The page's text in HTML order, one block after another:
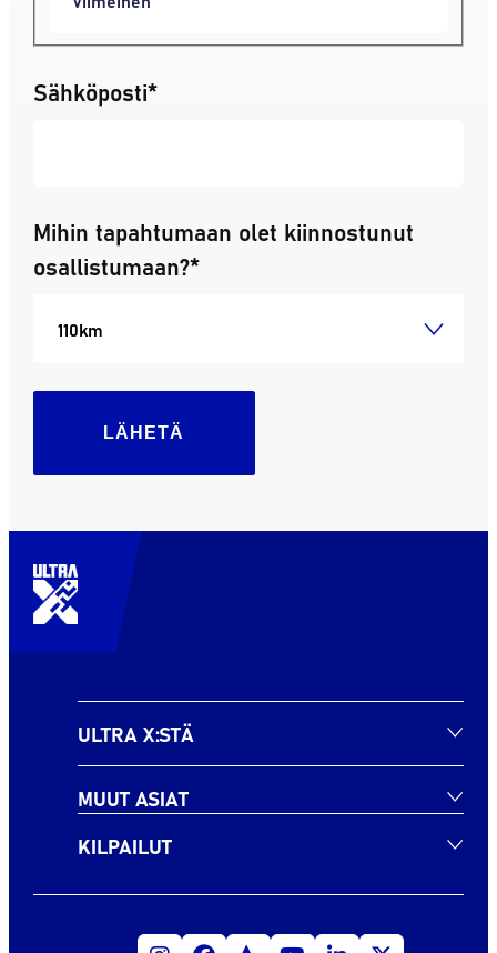
Sähköposti*
Mihin tapahtumaan olet kiinnostunut
osallistumaan?*
LÄHETÄ
ULTRA X:STÄ
MUUT ASIAT
KILPAILUT